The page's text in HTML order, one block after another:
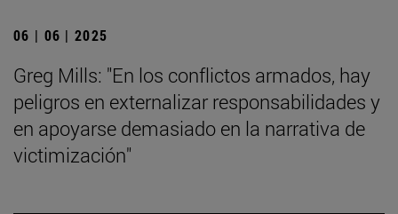
06 | 06 | 2025
Greg Mills: "En los conflictos armados, hay
peligros en externalizar responsabilidades y
en apoyarse demasiado en la narrativa de
victimización"